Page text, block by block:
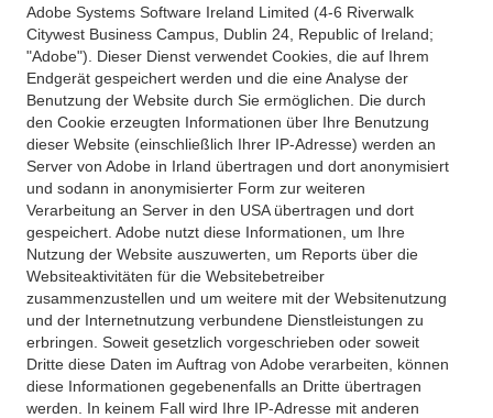
Adobe Systems Software Ireland Limited (4-6 Riverwalk
Citywest Business Campus, Dublin 24, Republic of Ireland;
"Adobe"). Dieser Dienst verwendet Cookies, die auf Ihrem
Endgerät gespeichert werden und die eine Analyse der
Benutzung der Website durch Sie ermöglichen. Die durch
den Cookie erzeugten Informationen über Ihre Benutzung
dieser Website (einschließlich Ihrer IP-Adresse) werden an
Server von Adobe in Irland übertragen und dort anonymisiert
und sodann in anonymisierter Form zur weiteren
Verarbeitung an Server in den USA übertragen und dort
gespeichert. Adobe nutzt diese Informationen, um Ihre
Nutzung der Website auszuwerten, um Reports über die
Websiteaktivitäten für die Websitebetreiber
zusammenzustellen und um weitere mit der Websitenutzung
und der Internetnutzung verbundene Dienstleistungen zu
erbringen. Soweit gesetzlich vorgeschrieben oder soweit
Dritte diese Daten im Auftrag von Adobe verarbeiten, können
diese Informationen gegebenenfalls an Dritte übertragen
werden. In keinem Fall wird Ihre IP-Adresse mit anderen